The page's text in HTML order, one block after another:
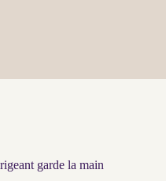
garde la main